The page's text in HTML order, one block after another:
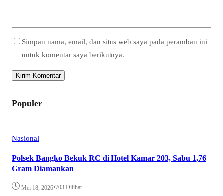
Simpan nama, email, dan situs web saya pada peramban ini
untuk komentar saya berikutnya.
Populer
Nasional
Polsek Bangko Bekuk RC di Hotel Kamar 203, Sabu 1,76
Gram Diamankan
Mei 18, 2026•703 Dilihat